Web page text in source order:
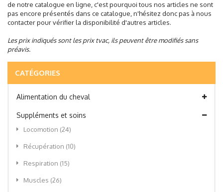
de notre catalogue en ligne, c'est pourquoi tous nos articles ne sont
pas encore présentés dans ce catalogue, n'hésitez donc pas à nous
contacter pour vérifier la disponibilité d'autres articles.
Les prix indiqués sont les prix tvac, ils peuvent être modifiés sans
préavis.
CATÉGORIES
Alimentation du cheval
Suppléments et soins
Locomotion (24)
Récupération (10)
Respiration (15)
Muscles (26)